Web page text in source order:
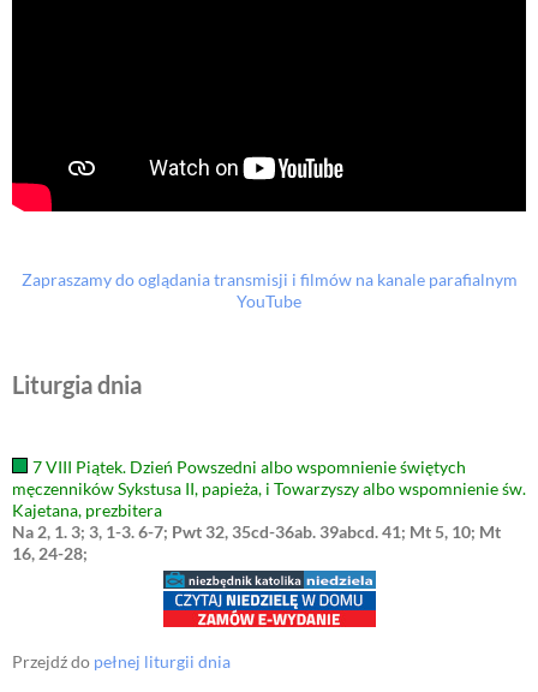
Zapraszamy do oglądania transmisji i filmów na kanale parafialnym
YouTube
Liturgia dnia
7 VIII Piątek. Dzień Powszedni albo wspomnienie świętych
męczenników Sykstusa II, papieża, i Towarzyszy albo wspomnienie św.
Kajetana, prezbitera
Na 2, 1. 3; 3, 1-3. 6-7; Pwt 32, 35cd-36ab. 39abcd. 41; Mt 5, 10; Mt
16, 24-28;
Przejdź do pełnej liturgii dnia